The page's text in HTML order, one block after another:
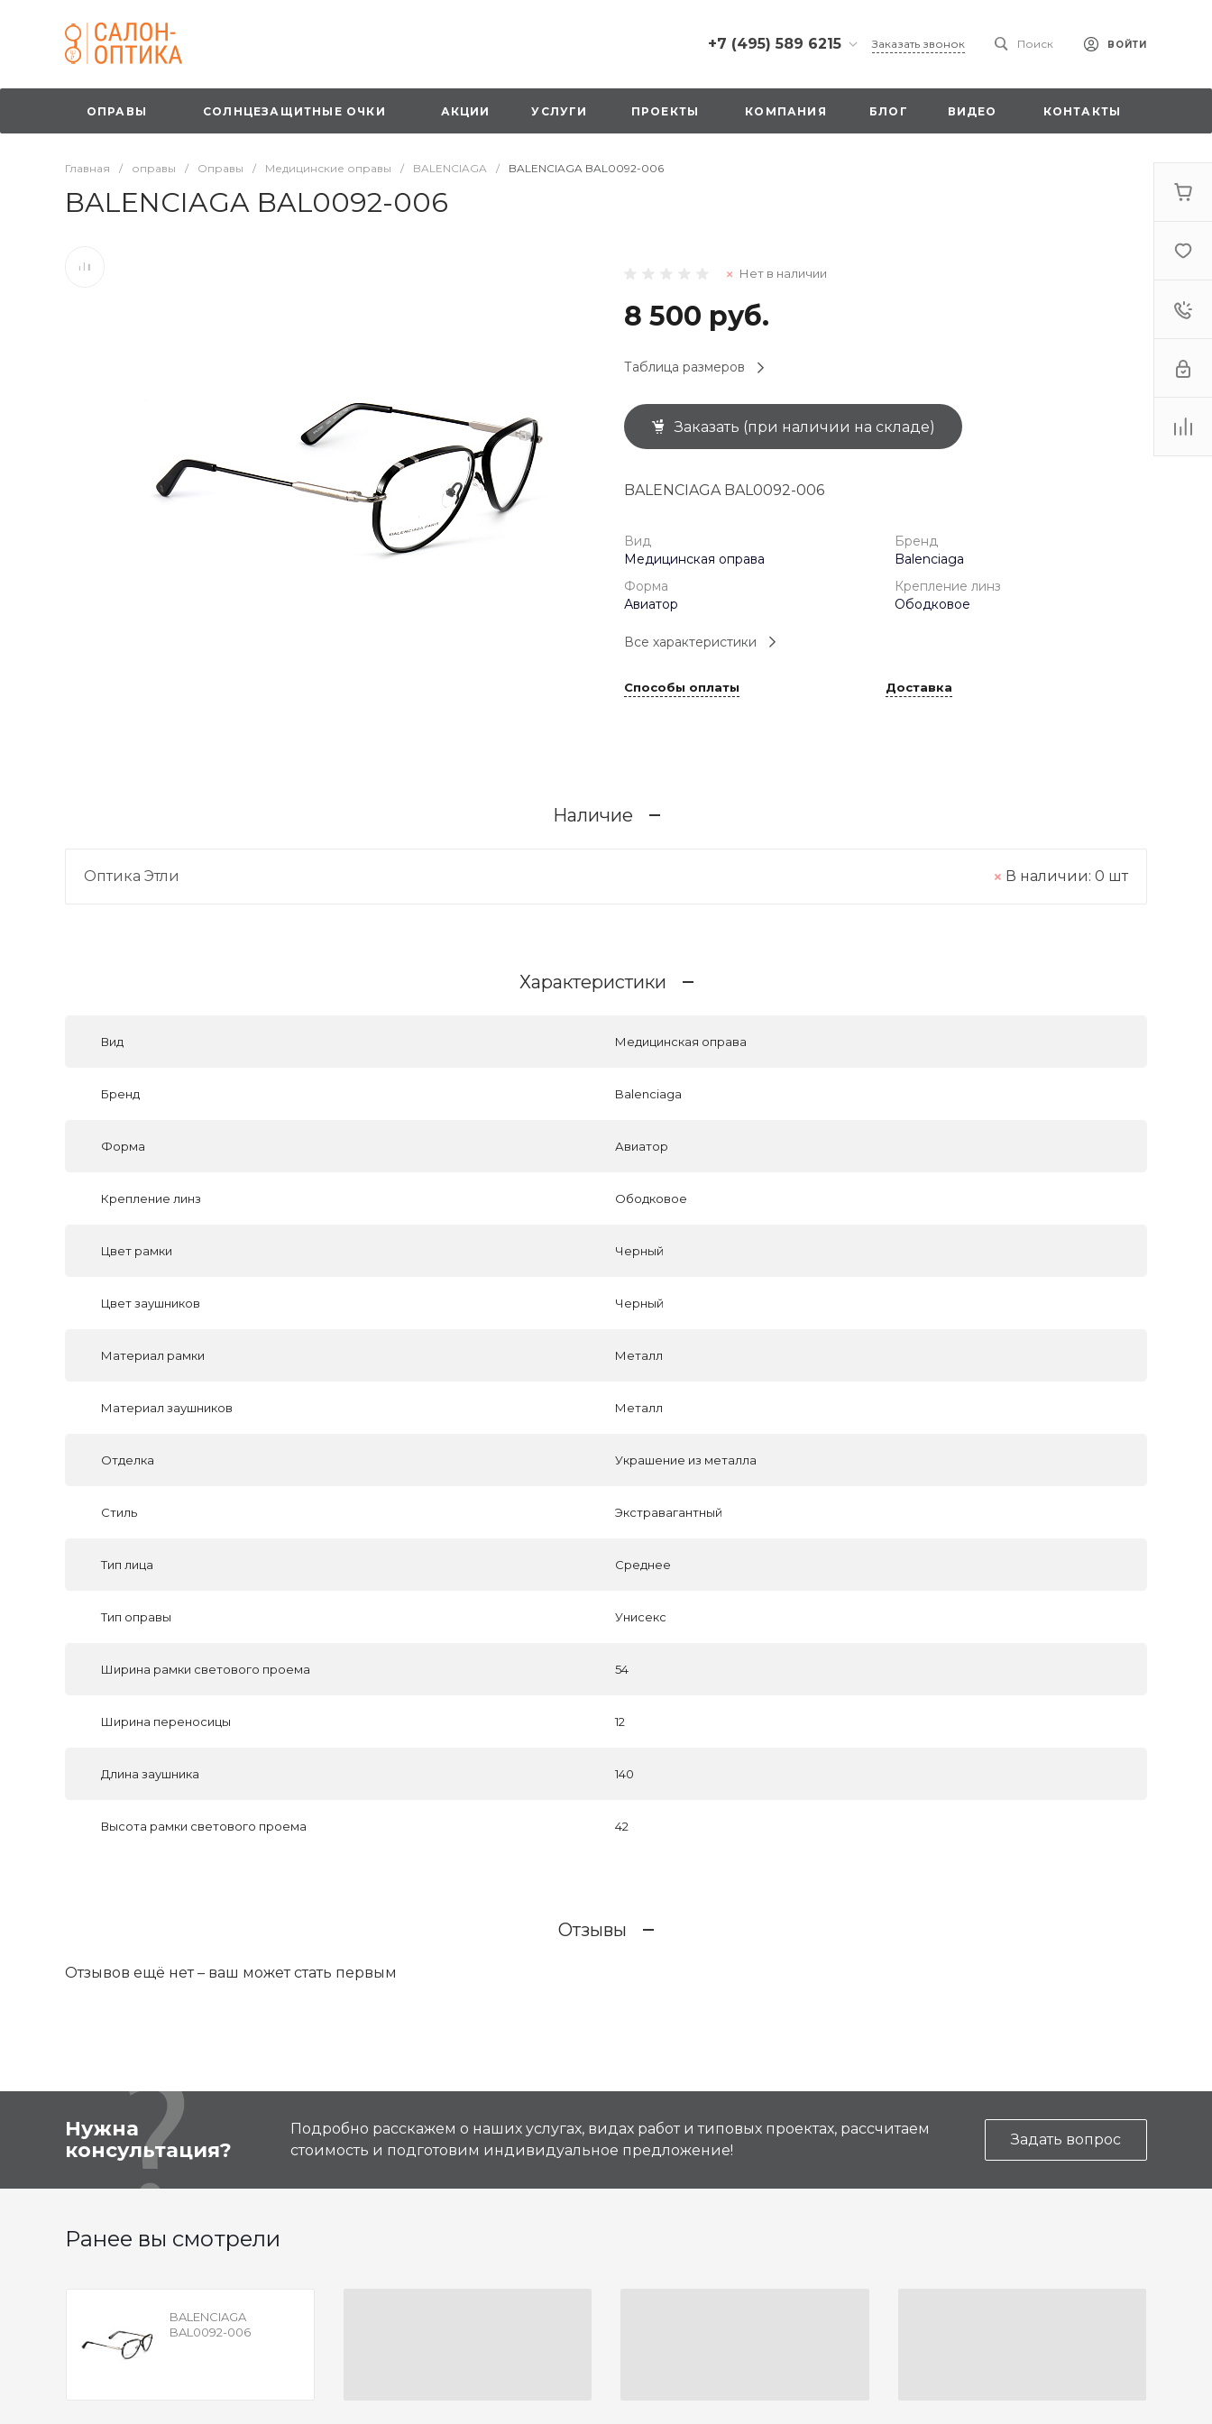
+7 (495) 589 6215
+7 (495) 589 6215
г. Москва, Русаковская
ул., д.1, вход с улицы со
стороны ТТК
г. Москва,
оранжевая вывеска
напротив «Перекрестка»
на 1 этаже
1 мая: 10:00-19:00
+7 (926) 092 4274
г. Королёв, пр-т
(0-9)
1 мая: 10:00-19:00
9 мая: 10:00-19:00
Заказать звонок Поиск ВОЙТИ
ОПРАВЫ СОЛНЦЕЗАЩИТНЫЕ ОЧКИ АКЦИИ УСЛУГИ ПРОЕКТЫ КОМПАНИЯ БЛОГ ВИДЕО КОНТАКТЫ
Главная / оправы / Оправы / Медицинские оправы / BALENCIAGA / BALENCIAGA BAL0092-006
BALENCIAGA BAL0092-006
Нет в наличии
8 500 руб.
Таблица размеров
Заказать (при наличии на складе)
BALENCIAGA BAL0092-006
Вид
Медицинская оправа
Бренд
Balenciaga
Форма
Авиатор
Крепление линз
Ободковое
Все характеристики
Способы оплаты Доставка
Наличие
Оптика Этли В наличии: 0 шт
Характеристики
Вид Медицинская оправа
Бренд Balenciaga
Форма Авиатор
Крепление линз Ободковое
Цвет рамки Черный
Цвет заушников Черный
Материал рамки Металл
Материал заушников Металл
Отделка Украшение из металла
Стиль Экстравагантный
Тип лица Среднее
Тип оправы Унисекс
Ширина рамки светового проема 54
Ширина переносицы 12
Длина заушника 140
Высота рамки светового проема 42
Отзывы
Отзывов ещё нет – ваш может стать первым
Нужна
консультация?
Подробно расскажем о наших услугах, видах работ и типовых проектах, рассчитаем
стоимость и подготовим индивидуальное предложение!
Задать вопрос
Ранее вы смотрели
BALENCIAGA
BAL0092-006